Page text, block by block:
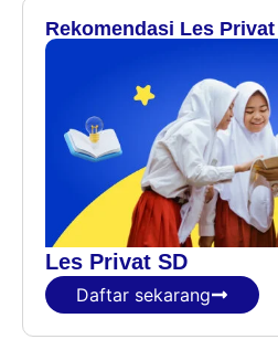
Rekomendasi Les Privat
Les Privat SD
Daftar sekarang